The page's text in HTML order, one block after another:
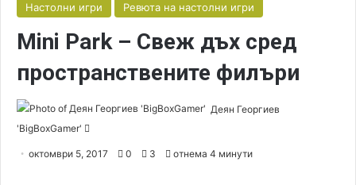
Настолни игри Ревюта на настолни игри
Mini Park – Свеж дъх сред
пространствените филъри
Деян Георгиев
'BigBoxGamer'
e
октомври 5, 2017 0 3 отнема 4 минути